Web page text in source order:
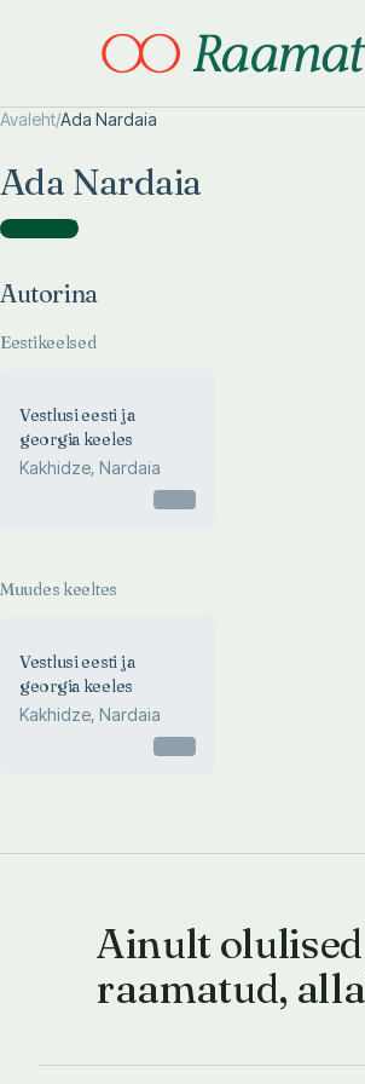
Avaleht/Ada Nardaia
Ada Nardaia
Autorina )
Autorina
Eestikeelsed
Vestlusi eesti ja
georgia keeles
Kakhidze, Nardaia
Muudes keeltes
Vestlusi eesti ja
georgia keeles
Kakhidze, Nardaia
Ainult
raamatud,